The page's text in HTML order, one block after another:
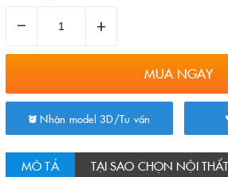
– +
MUA NGAY
Nhận model 3D/Tư vấn
MÔ TẢ TẠI SAO CHỌN NỘI